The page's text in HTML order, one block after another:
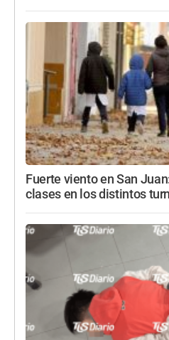
Fuerte viento en San
clases en los distintos